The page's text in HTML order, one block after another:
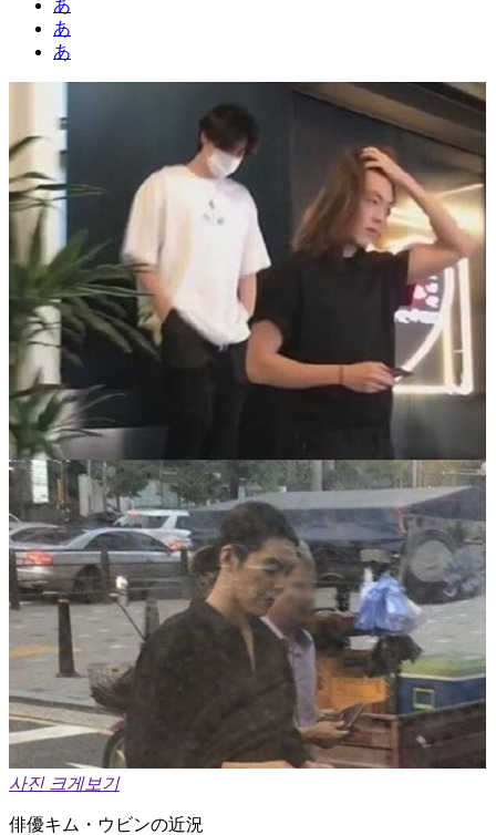
あ
あ
あ
사진 크게보기
俳優キム・ウビンの近況